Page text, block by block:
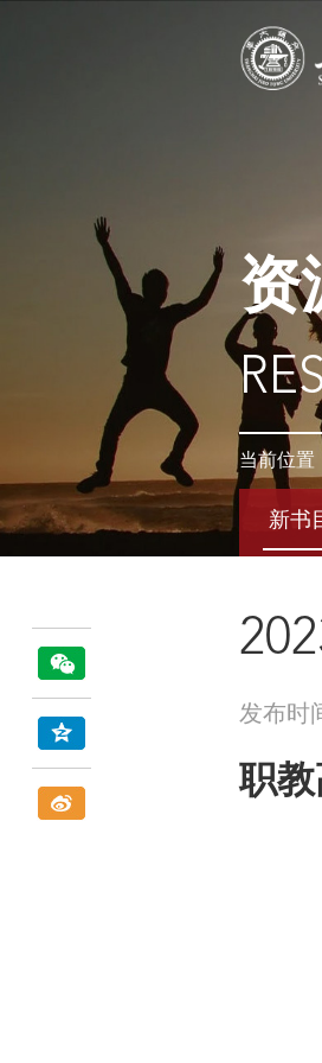
资
当前位置
新书
发布时
职教